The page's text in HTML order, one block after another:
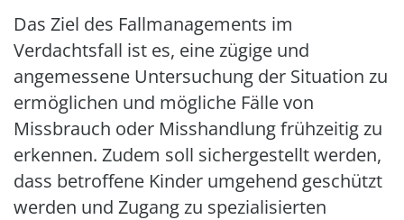
Das Ziel des Fallmanagements im
Verdachtsfall ist es, eine zügige und
angemessene Untersuchung der Situation zu
ermöglichen und mögliche Fälle von
Missbrauch oder Misshandlung frühzeitig zu
erkennen. Zudem soll sichergestellt werden,
dass betroffene Kinder umgehend geschützt
werden und Zugang zu spezialisierten